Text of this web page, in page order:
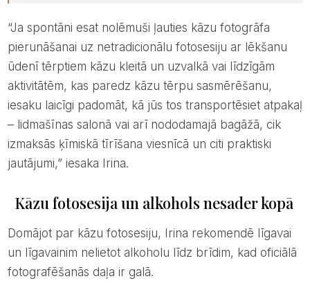
“Ja spontāni esat nolēmuši ļauties kāzu fotogrāfa
pierunāšanai uz netradicionālu fotosesiju ar lēkšanu
ūdenī tērptiem kāzu kleitā un uzvalkā vai līdzīgām
aktivitātēm, kas paredz kāzu tērpu sasmērēšanu,
iesaku laicīgi padomāt, kā jūs tos transportēsiet atpakaļ
– lidmašīnas salonā vai arī nododamajā bagāžā, cik
izmaksās ķīmiskā tīrīšana viesnīcā un citi praktiski
jautājumi,” iesaka Irina.
Kāzu fotosesija un alkohols nesader kopā
Domājot par kāzu fotosesiju, Irina rekomendē līgavai
un līgavainim nelietot alkoholu līdz brīdim, kad oficiālā
fotografēšanās daļa ir galā.